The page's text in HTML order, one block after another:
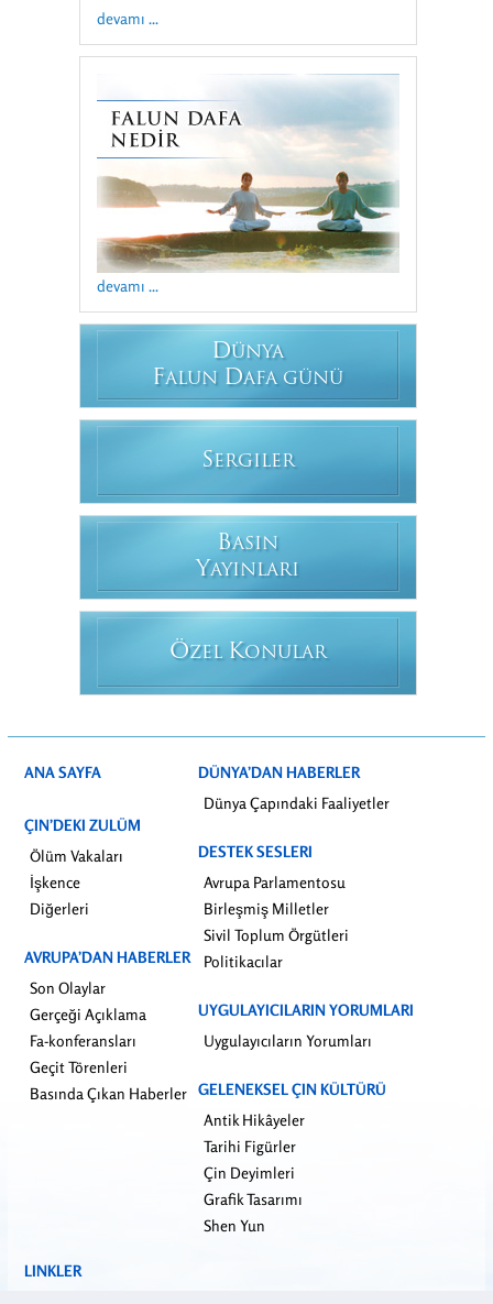
devamı ...
devamı ...
DÜNYA
FALUN DAFA GÜNÜ
SERGILER
BASIN
YAYINLARI
ÖZEL KONULAR
ANA SAYFA
ÇIN’DEKI ZULÜM
Ölüm Vakaları
İşkence
Diğerleri
AVRUPA’DAN HABERLER
Son Olaylar
Gerçeği Açıklama
Fa-konferansları
Geçit Törenleri
Basında Çıkan Haberler
DÜNYA’DAN HABERLER
Dünya Çapındaki Faaliyetler
DESTEK SESLERI
Avrupa Parlamentosu
Birleşmiş Milletler
Sivil Toplum Örgütleri
Politikacılar
UYGULAYICILARIN YORUMLARI
Uygulayıcıların Yorumları
GELENEKSEL ÇIN KÜLTÜRÜ
Antik Hikâyeler
Tarihi Figürler
Çin Deyimleri
Grafik Tasarımı
Shen Yun
LINKLER